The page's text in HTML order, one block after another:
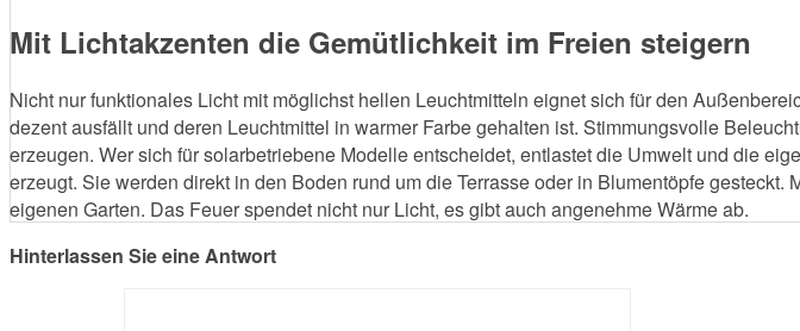
Mit Lichtakzenten die Gemütlichkeit im Freien steigern
Nicht nur funktionales Licht mit möglichst hellen Leuchtmitteln eignet sich für den
dezent ausfällt und deren Leuchtmittel in warmer Farbe gehalten ist. Stimmungsvolle
erzeugen. Wer sich für solarbetriebene Modelle entscheidet, entlastet die Umwelt und die
erzeugt. Sie werden direkt in den Boden rund um die Terrasse oder in Blumentöpfe
eigenen Garten. Das Feuer spendet nicht nur Licht, es gibt auch angenehme Wärme ab.
Hinterlassen Sie eine Antwort